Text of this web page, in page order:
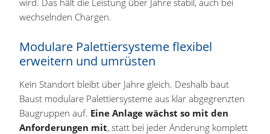
wechselnden Chargen.
Modulare Palettiersysteme flexibel
erweitern und umrüsten
Kein Standort bleibt über Jahre gleich. Deshalb baut
Baust modulare Palettiersysteme aus klar abgegrenzten
Baugruppen auf. Eine Anlage wächst so mit den
Anforderungen mit, statt bei jeder Änderung komplett